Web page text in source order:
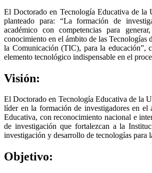
El Doctorado en Tecnología Educativa de la
planteado para: “La formación de
académico con competencias para
conocimiento en el ámbito de las Tecnologías
la Comunicación (TIC), para la educación”,
elemento tecnológico indispensable en el
Visión:
El Doctorado en Tecnología Educativa de la
líder en la formación de investigadores en el
Educativa, con reconocimiento nacional e
de investigación que fortalezcan a la
investigación y desarrollo de tecnologías para
Objetivo: